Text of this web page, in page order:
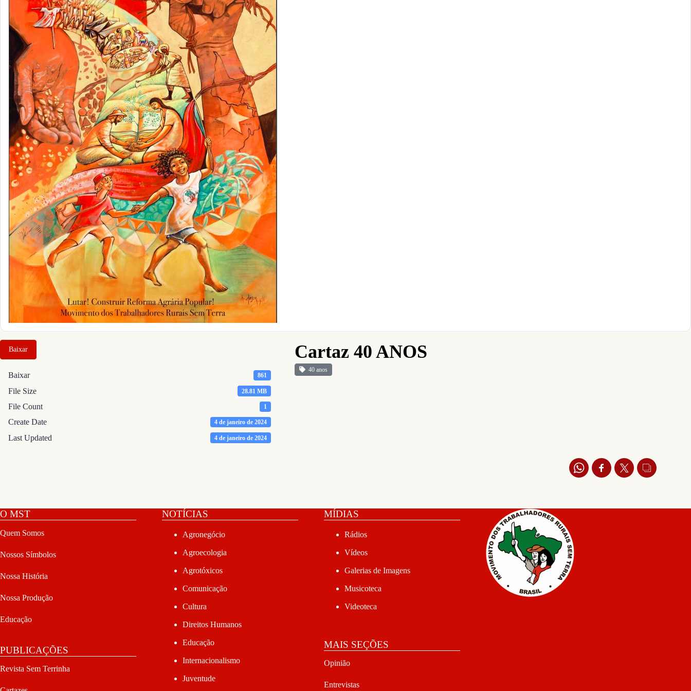
Baixar
Baixar 861
File Size 28.81 MB
File Count 1
Create Date 4 de janeiro de 2024
Last Updated 4 de janeiro de 2024
Cartaz 40 ANOS
40 anos
O MST
Quem Somos
Nossos Símbolos
Nossa História
Nossa Produção
Educação
PUBLICAÇÕES
Revista Sem Terrinha
NOTÍCIAS
Agronegócio
Agroecologia
Agrotóxicos
Comunicação
Cultura
Direitos Humanos
Educação
Internacionalismo
Juventude
MÍDIAS
Rádios
Vídeos
Galerias de Imagens
Musicoteca
Videoteca
MAIS SEÇÕES
Opinião
Entrevistas